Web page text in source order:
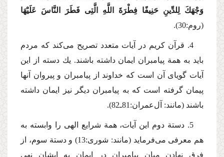
وَجْهَكَ لِلدِّینِ حَنِیفًا فِطْرَةَ اللَّهِ الَّتِی فَطَرَ النَّاسَ عَلَیْهَا
(روم:30).
4. قرآن كریم در آیات متعدد تصریح می‌كند كه مردم
باید به همة پیامبران ایمان داشته باشند. یك دسته از این
آیات گویای آن است كه خداوند از پیامبران و پیروان آنها
پیمان گرفته است كه به پیامبران دیگر نیز ایمان داشته
باشند (مانند: آل‌عمران:81ـ82).
5. دستة دوم این آیات، همة شرایع الهی را وابسته به
هم معرفی می‌فرماید (مانند: شوری:13) و دستة سوم، از
فرق نهادن میان پیامبران در ایمان به ایشان نهی